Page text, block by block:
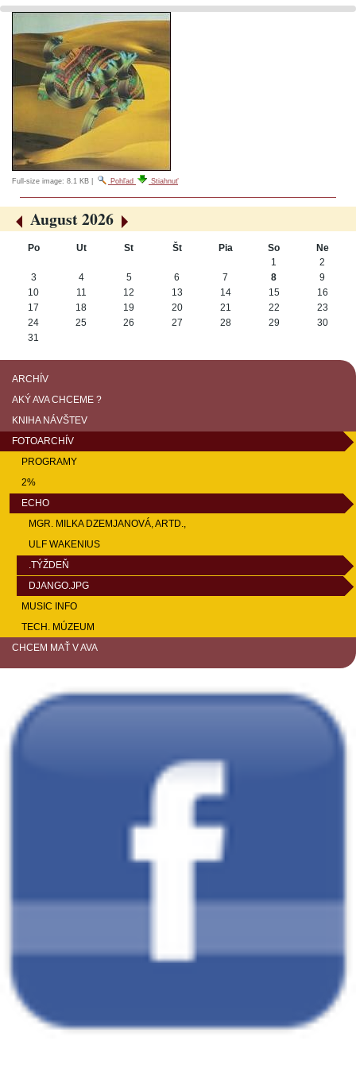
Full-size image: 8.1 KB Pohľad Stiahnuť
«
August 2026
»
Po Ut St Št Pia So
Ne
1
2
3
4 5 6 7 8
9
10
11 12 13 14 15
16
17
18 19 20 21 22
23
24
25 26 27 28 29
30
31
ARCHÍV
AKÝ AVA CHCEME ?
KNIHA NÁVŠTEV
FOTOARCHÍV
PROGRAMY
2%
ECHO
MGR. MILKA DZEMJANOVÁ, ARTD.,
ULF WAKENIUS
.TÝŽDEŇ
DJANGO.JPG
MUSIC INFO
TECH. MÚZEUM
CHCEM MAŤ V AVA